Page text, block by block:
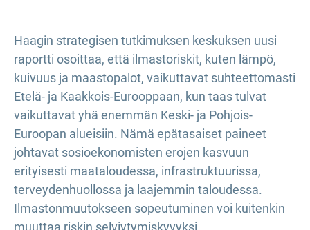
Haagin strategisen tutkimuksen keskuksen uusi
raportti osoittaa, että ilmastoriskit, kuten lämpö,
kuivuus ja maastopalot, vaikuttavat suhteettomasti
Etelä- ja Kaakkois-Eurooppaan, kun taas tulvat
vaikuttavat yhä enemmän Keski- ja Pohjois-
Euroopan alueisiin. Nämä epätasaiset paineet
johtavat sosioekonomisten erojen kasvuun
erityisesti maataloudessa, infrastruktuurissa,
terveydenhuollossa ja laajemmin taloudessa.
Ilmastonmuutokseen sopeutuminen voi kuitenkin
muuttaa riskin selviytymiskyvyksi.